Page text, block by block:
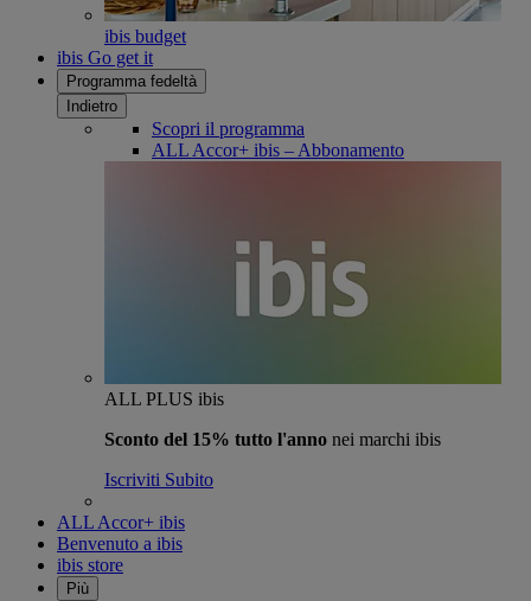
ibis budget
ibis Go get it
Programma fedeltà
Indietro
Scopri il programma
ALL Accor+ ibis – Abbonamento
ALL PLUS ibis
Sconto del 15% tutto l'anno nei marchi ibis
Iscriviti Subito
ALL Accor+ ibis
Benvenuto a ibis
ibis store
Più